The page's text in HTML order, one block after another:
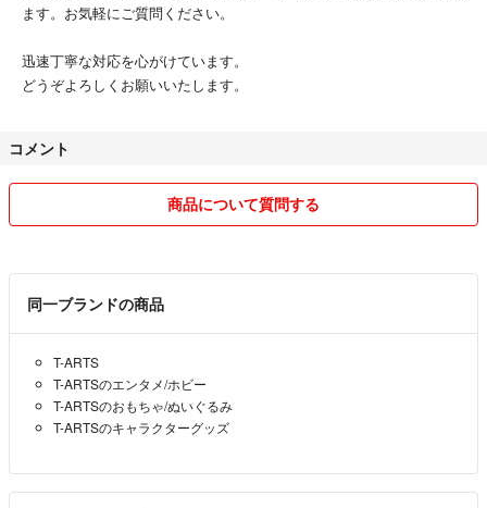
ます。お気軽にご質問ください。
迅速丁寧な対応を心がけています。
どうぞよろしくお願いいたします。
コメント
商品について質問する
同一ブランドの商品
T-ARTS
T-ARTSのエンタメ/ホビー
T-ARTSのおもちゃ/ぬいぐるみ
T-ARTSのキャラクターグッズ